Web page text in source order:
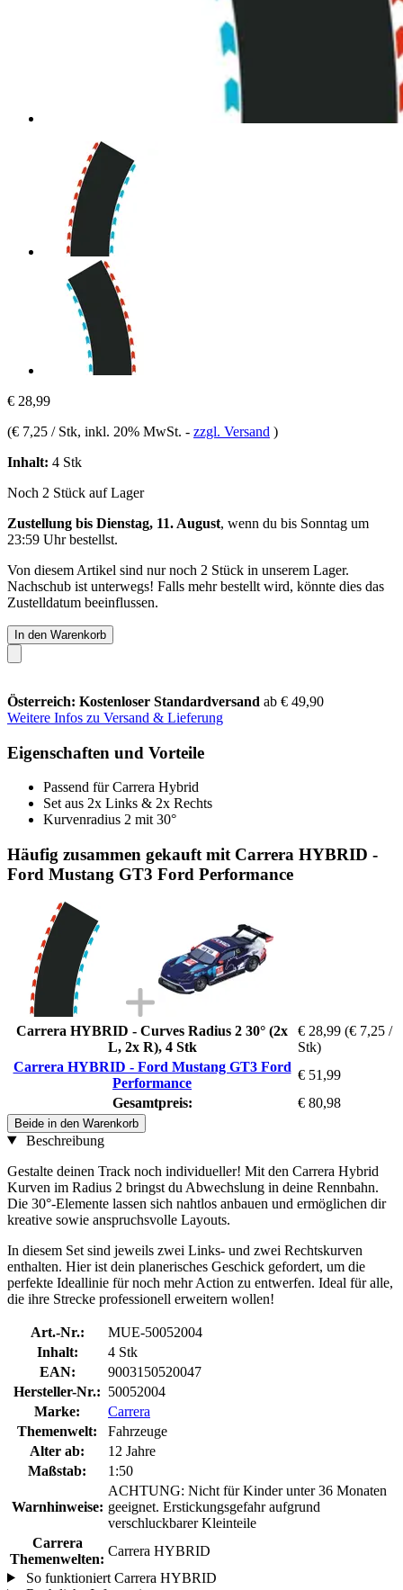
€ 28,99
(€ 7,25 / Stk, inkl. 20% MwSt. - zzgl. Versand )
Inhalt: 4 Stk
Noch 2 Stück auf Lager
Zustellung bis Dienstag, 11. August, wenn du bis Sonntag um
23:59 Uhrbestellst.
Von diesem Artikel sind nur noch 2 Stück in unserem Lager.
Nachschub ist unterwegs! Falls mehr bestellt wird, könnte dies das
Zustelldatum beeinflussen.
In den Warenkorb
Österreich: Kostenloser Standardversand ab € 49,90
Weitere Infos zu Versand & Lieferung
Eigenschaften und Vorteile
Passend für Carrera Hybrid
Set aus 2x Links & 2x Rechts
Kurvenradius 2 mit 30°
Häufig zusammen gekauft mit Carrera HYBRID -
Ford Mustang GT3 Ford Performance
Carrera HYBRID - Curves Radius 2 30° (2x
L, 2x R), 4 Stk
€ 28,99 (€ 7,25 /
Stk)
Carrera HYBRID - Ford Mustang GT3 Ford
Performance
€ 51,99
Gesamtpreis:
€ 80,98
Beide in den Warenkorb
Beschreibung
Gestalte deinen Track noch individueller! Mit den Carrera Hybrid
Kurven im Radius 2 bringst du Abwechslung in deine Rennbahn.
Die 30°-Elemente lassen sich nahtlos anbauen und ermöglichen dir
kreative sowie anspruchsvolle Layouts.
In diesem Set sind jeweils zwei Links- und zwei Rechtskurven
enthalten. Hier ist dein planerisches Geschick gefordert, um die
perfekte Ideallinie für noch mehr Action zu entwerfen. Ideal für alle,
die ihre Strecke professionell erweitern wollen!
Art.-Nr.:
MUE-50052004
Inhalt:
4 Stk
EAN:
9003150520047
Hersteller-Nr.: 50052004
Marke:
Carrera
Themenwelt:
Fahrzeuge
Alter ab:
12 Jahre
Maßstab:
1:50
Warnhinweise:
ACHTUNG: Nicht für Kinder unter 36 Monaten
geeignet. Erstickungsgefahr aufgrund
verschluckbarer Kleinteile
Carrera
Themenwelten:
Carrera HYBRID
So funktioniert Carrera HYBRID